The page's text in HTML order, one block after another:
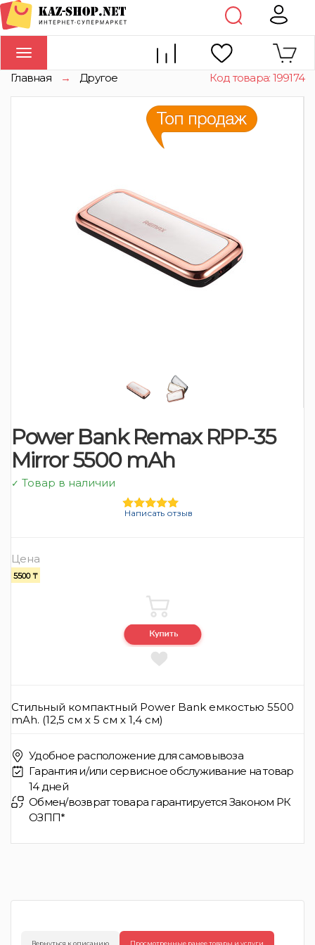
Toggle
navigation
Главная → Другое Код товара: 199174
Power Bank Remax RPP-35
Mirror 5500 mAh
✓ Товар в наличии
Написать отзыв
Цена
5500 ₸
Стильный компактный Power Bank емкостью 5500
mAh. (12,5 см х 5 см х 1,4 см)
Удобное расположение для самовывоза
Гарантия и/или сервисное обслуживание на товар
14 дней
Обмен/возврат товара гарантируется Законом РК
ОЗПП*
Вернуться к описанию Просмотренные ранее товары и услуги